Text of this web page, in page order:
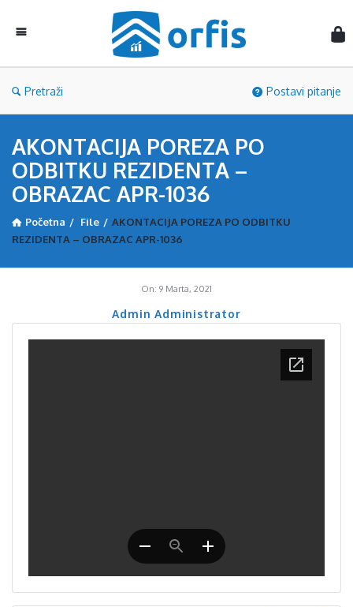
Pretraži Postavi pitanje
AKONTACIJA POREZA PO
ODBITKU REZIDENTA –
OBRAZAC APR-1036
Početna / File / AKONTACIJA POREZA PO ODBITKU
REZIDENTA – OBRAZAC APR-1036
On: 9 Marta, 2021
Admin Administrator